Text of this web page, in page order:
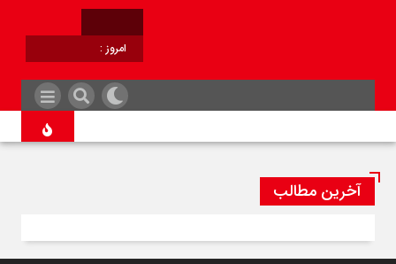
امروز :
آخرین مطالب